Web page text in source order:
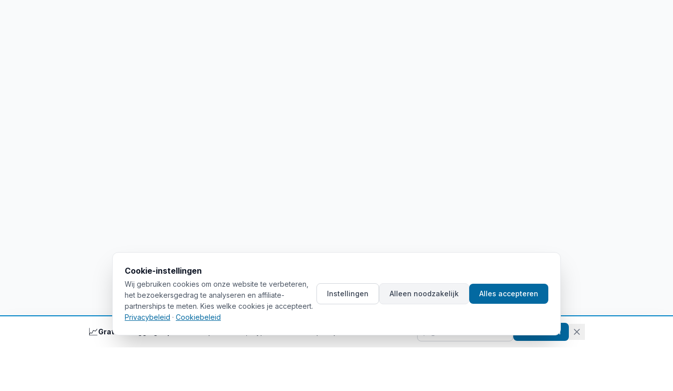
Cookie-instellingen
Wij gebruiken cookies om onze website te verbeteren,
het bezoekersgedrag te analyseren en affiliate-
partnerships te meten. Kies welke cookies je accepteert.
Privacybeleid · Cookiebeleid
Instellingen Alleen noodzakelijk Alles accepteren
📈Gratis beleggingstips Aanmelden